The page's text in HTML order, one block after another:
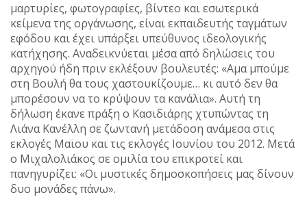
μαρτυρίες, φωτογραφίες, βίντεο και εσωτερικά
κείμενα της οργάνωσης, είναι εκπαιδευτής ταγμάτων
εφόδου και έχει υπάρξει υπεύθυνος ιδεολογικής
κατήχησης. Αναδεικνύεται μέσα από δηλώσεις του
αρχηγού ήδη πριν εκλέξουν βουλευτές: «Αμα μπούμε
στη Βουλή θα τους χαστουκίζουμε… κι αυτό δεν θα
μπορέσουν να το κρύψουν τα κανάλια». Αυτή τη
δήλωση έκανε πράξη ο Κασιδιάρης χτυπώντας τη
Λιάνα Κανέλλη σε ζωντανή μετάδοση ανάμεσα στις
εκλογές Μαϊου και τις εκλογές Ιουνίου του 2012. Μετά
ο Μιχαλολιάκος σε ομιλία του επικροτεί και
πανηγυρίζει: «Οι μυστικές δημοσκοπήσεις μας δίνουν
δυο μονάδες πάνω».